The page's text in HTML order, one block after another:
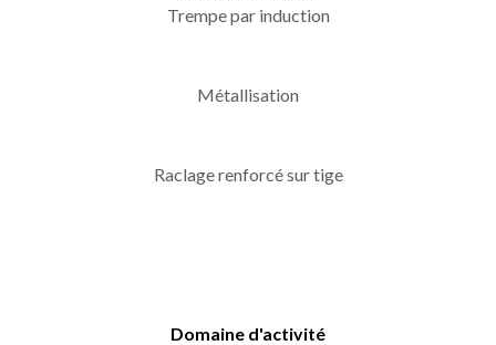
Trempe par induction
Métallisation
Raclage renforcé sur tige
Domaine d'activité